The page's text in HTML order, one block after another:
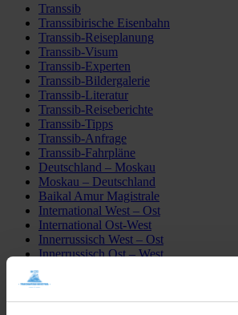
Transsib
Transsibirische Eisenbahn
Transsib-Reiseplanung
Transsib-Visum
Transsib-Experten
Transsib-Bildergalerie
Transsib-Literatur
Transsib-Reiseberichte
Transsib-Tipps
Transsib-Anfrage
Transsib-Fahrpläne
Deutschland – Moskau
Moskau – Deutschland
Baikal Amur Magistrale
International West – Ost
International Ost-West
Innerrussisch West – Ost
Innerrussisch Ost – West
Detailfahrpläne